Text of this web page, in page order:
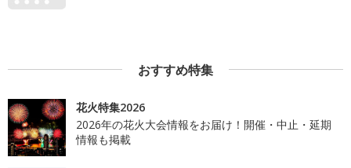
おすすめ特集
花火特集2026
2026年の花火大会情報をお届け！開催・中止・延期
情報も掲載